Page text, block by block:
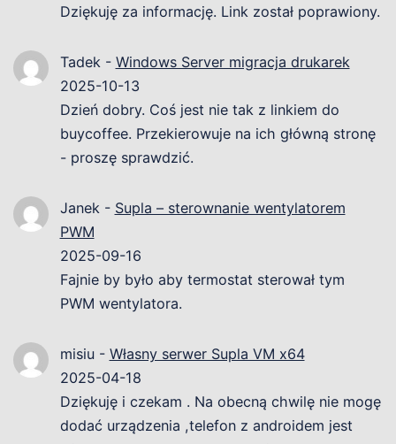
Dziękuję za informację. Link został poprawiony.
Tadek - Windows Server migracja drukarek
2025-10-13
Dzień dobry. Coś jest nie tak z linkiem do
buycoffee. Przekierowuje na ich główną stronę
- proszę sprawdzić.
Janek - Supla – sterownanie wentylatorem
PWM
2025-09-16
Fajnie by było aby termostat sterował tym
PWM wentylatora.
misiu- Własny serwer Supla VM x64
2025-04-18
Dziękuję i czekam . Na obecną chwilę nie mogę
dodać urządzenia ,telefon z androidem jest